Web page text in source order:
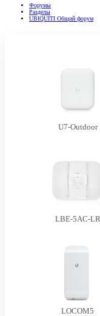
Форумы
Разделы
UBIQUITI Общий форум
U7-Outdoor
LBE-5AC-LR
LOCOM5